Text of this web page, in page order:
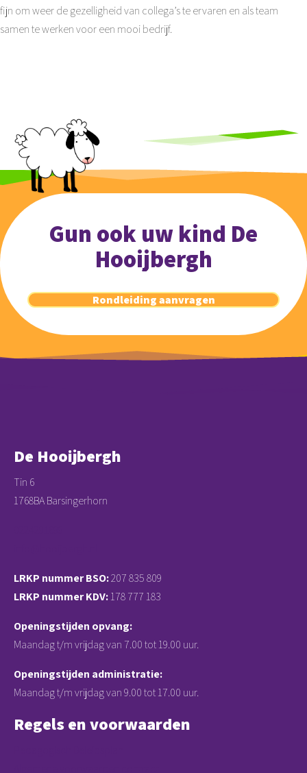
fijn om weer de gezelligheid van collega’s te ervaren en als team
samen te werken voor een mooi bedrijf.
Gun ook uw kind De
Hooijbergh
Rondleiding aanvragen
De Hooijbergh
Tin 6
1768BA Barsingerhorn
LRKP nummer BSO:207 835 809
LRKP nummer KDV:178 777 183
Openingstijden opvang:
Maandag t/m vrijdag van 7.00 tot 19.00 uur.
Openingstijden administratie:
Maandag t/m vrijdag van 9.00 tot 17.00 uur.
Regels en voorwaarden